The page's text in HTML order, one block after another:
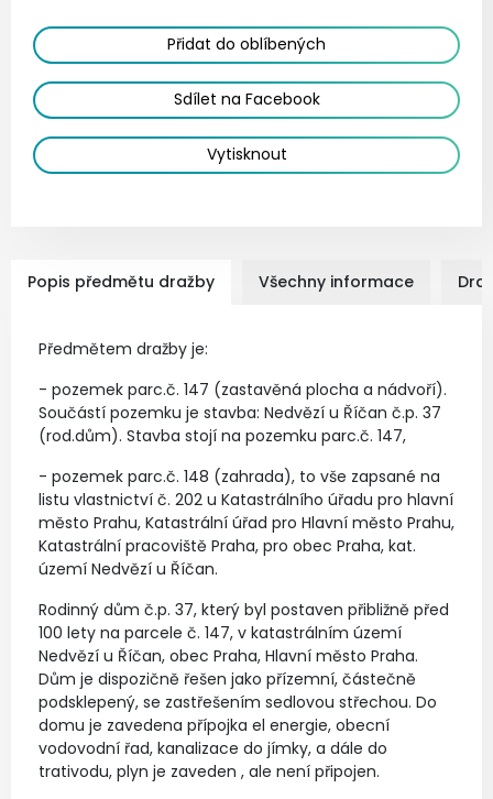
Přidat do oblíbených
Sdílet na Facebook
Vytisknout
Popis předmětu dražby Všechny informace
Předmětem dražby je:
- pozemek parc.č. 147 (zastavěná plocha a nádvoří).
Součástí pozemku je stavba: Nedvězí u Říčan č.p. 37
(rod.dům). Stavba stojí na pozemku parc.č. 147,
- pozemek parc.č. 148 (zahrada), to vše zapsané na
listu vlastnictví č. 202 u Katastrálního úřadu pro hlavní
město Prahu, Katastrální úřad pro Hlavní město Prahu,
Katastrální pracoviště Praha, pro obec Praha, kat.
území Nedvězí u Říčan.
Rodinný dům č.p. 37, který byl postaven přibližně před
100 lety na parcele č. 147, v katastrálním území
Nedvězí u Říčan, obec Praha, Hlavní město Praha.
Dům je dispozičně řešen jako přízemní, částečně
podsklepený, se zastřešením sedlovou střechou. Do
domu je zavedena přípojka el energie, obecní
vodovodní řad, kanalizace do jímky, a dále do
trativodu, plyn je zaveden , ale není připojen.